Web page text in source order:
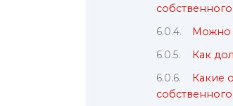
Можно
Как
Какие